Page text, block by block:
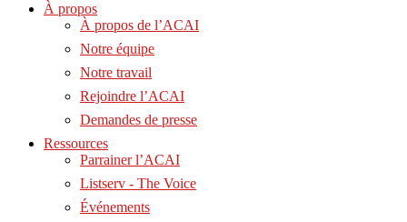
À propos
À propos de l’ACAI
Notre équipe
Notre travail
Rejoindre l’ACAI
Demandes de presse
Ressources
Parrainer l’ACAI
Listserv - The Voice
Événements